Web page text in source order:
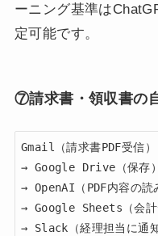
ーニング基準は
定可能です。
⑦請求書・領収書の
Gmail（請求書PDF受信）
→ Google Drive（保存）
→ OpenAI（PDF内容の読
→ Google Sheets（会計
→ Slack（経理担当に通知